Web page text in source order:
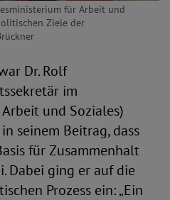
für Arbeit und
Ziele der
Dr. Rolf
im
und Soziales)
seinem Beitrag, dass
für Zusammenhalt
Dabei ging er auf die
Prozess ein: „Ein